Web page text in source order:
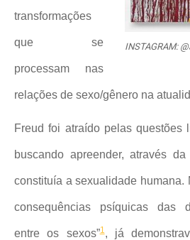
INSTAGRAM:
transformações
que se
processam nas
relações de sexo/gênero na
Freud foi atraído pelas questões
buscando apreender, através
constituía a sexualidade humana.
consequências psíquicas das
entre os sexos”1, já